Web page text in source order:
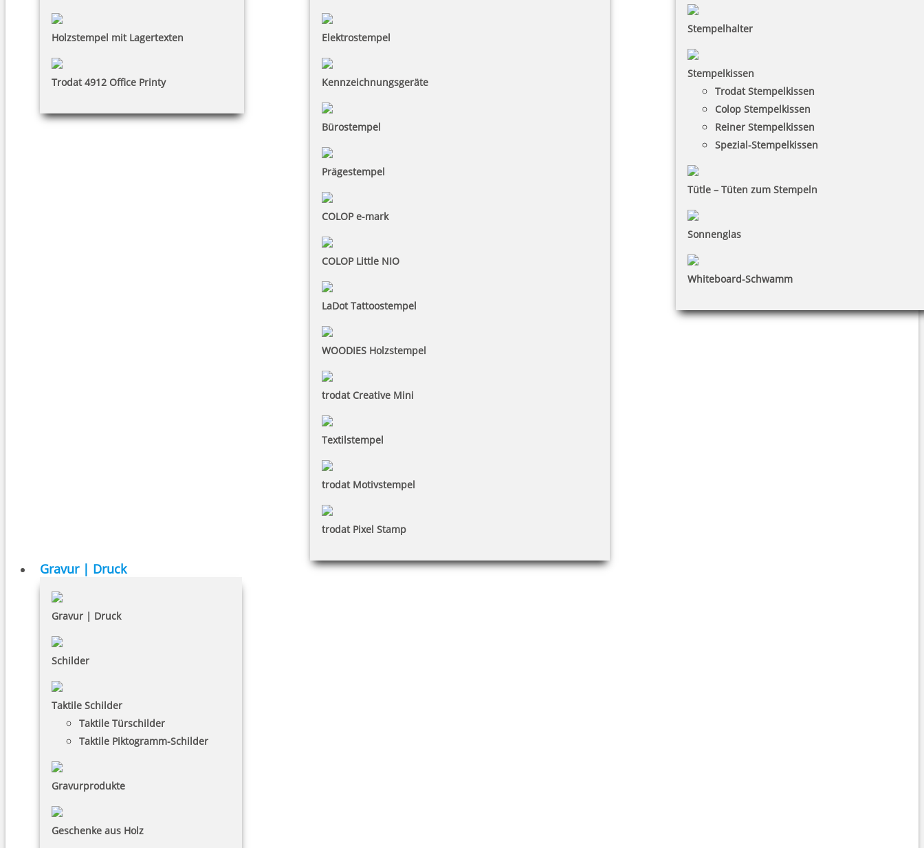
Holzstempel mit Lagertexten
Trodat 4912 Office Printy
Elektrostempel
Kennzeichnungsgeräte
Bürostempel
Prägestempel
COLOP e-mark
COLOP Little NIO
LaDot Tattoostempel
WOODIES Holzstempel
trodat Creative Mini
Textilstempel
trodat Motivstempel
trodat Pixel Stamp
Stempelhalter
Stempelkissen
Trodat Stempelkissen
Colop Stempelkissen
Reiner Stempelkissen
Spezial-Stempelkissen
Tütle – Tüten zum Stempeln
Sonnenglas
Whiteboard-Schwamm
Gravur | Druck
Gravur | Druck
Schilder
Taktile Schilder
Taktile Türschilder
Taktile Piktogramm-Schilder
Gravurprodukte
Geschenke aus Holz